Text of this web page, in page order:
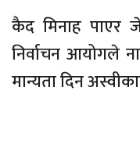
कैद मिनाह पाएर
निर्वाचन आयोगले
मान्यता दिन